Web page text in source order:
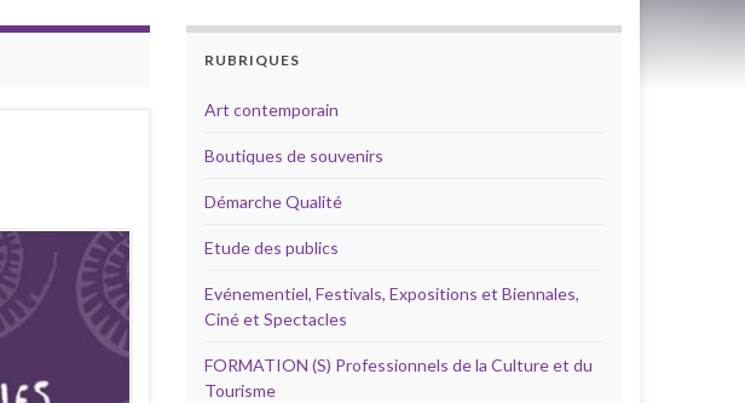
RUBRIQUES
Art contemporain
Boutiques de souvenirs
Démarche Qualité
Etude des publics
Evénementiel, Festivals, Expositions et Biennales,
Ciné et Spectacles
FORMATION (S) Professionnels de la Culture et du
Tourisme